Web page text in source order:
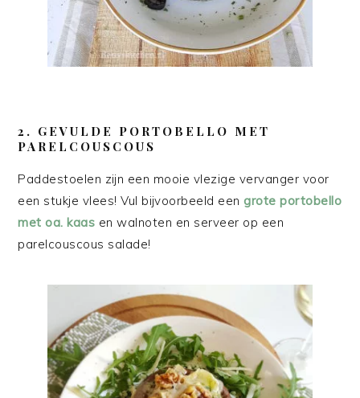
2. GEVULDE PORTOBELLO MET
PARELCOUSCOUS
Paddestoelen zijn een mooie vlezige vervanger voor
een stukje vlees! Vul bijvoorbeeld eengrote portobello
met oa. kaas en walnoten en serveer op een
parelcouscous salade!